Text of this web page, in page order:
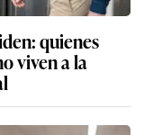
quienes
viven a la